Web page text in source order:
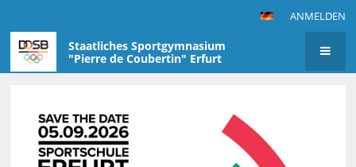
ANMELDEN
Staatliches Sportgymnasium
"Pierre de Coubertin" Erfurt